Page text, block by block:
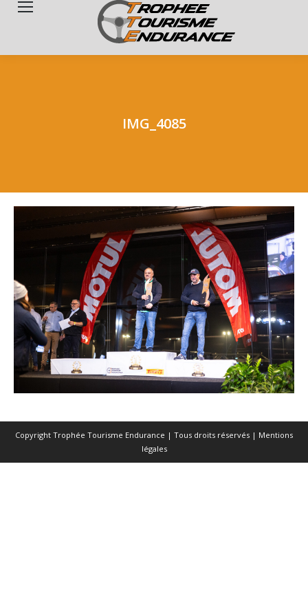
IMG_4085
Copyright Trophée Tourisme Endurance | Tous droits réservés | Mentions
légales